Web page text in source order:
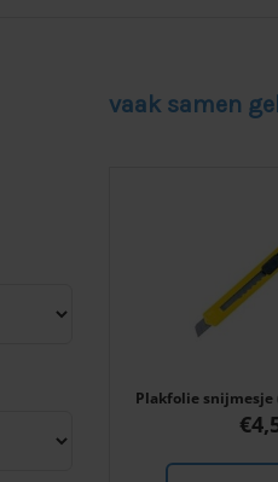
vaak samen
Plakfolie snijmesje
€